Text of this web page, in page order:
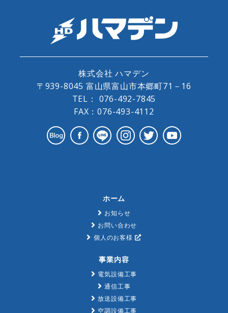
株式会社 ハマデン
〒939-8045 富山県富山市本郷町71－16
TEL： 076-492-7845
FAX：076-493-4112
ホーム
お知らせ
お問い合わせ
個人のお客様
事業内容
電気設備工事
通信工事
放送設備工事
空調設備工事